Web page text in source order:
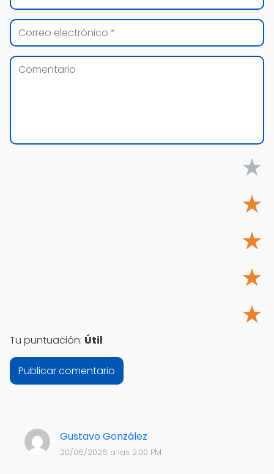
Gustavo González
20/06/2026 a las 2:00 PM
★
★
★
★
★
Tu puntuación: Útil